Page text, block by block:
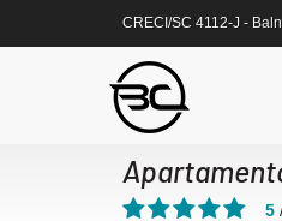
CRECI/SC 4112-J -
5